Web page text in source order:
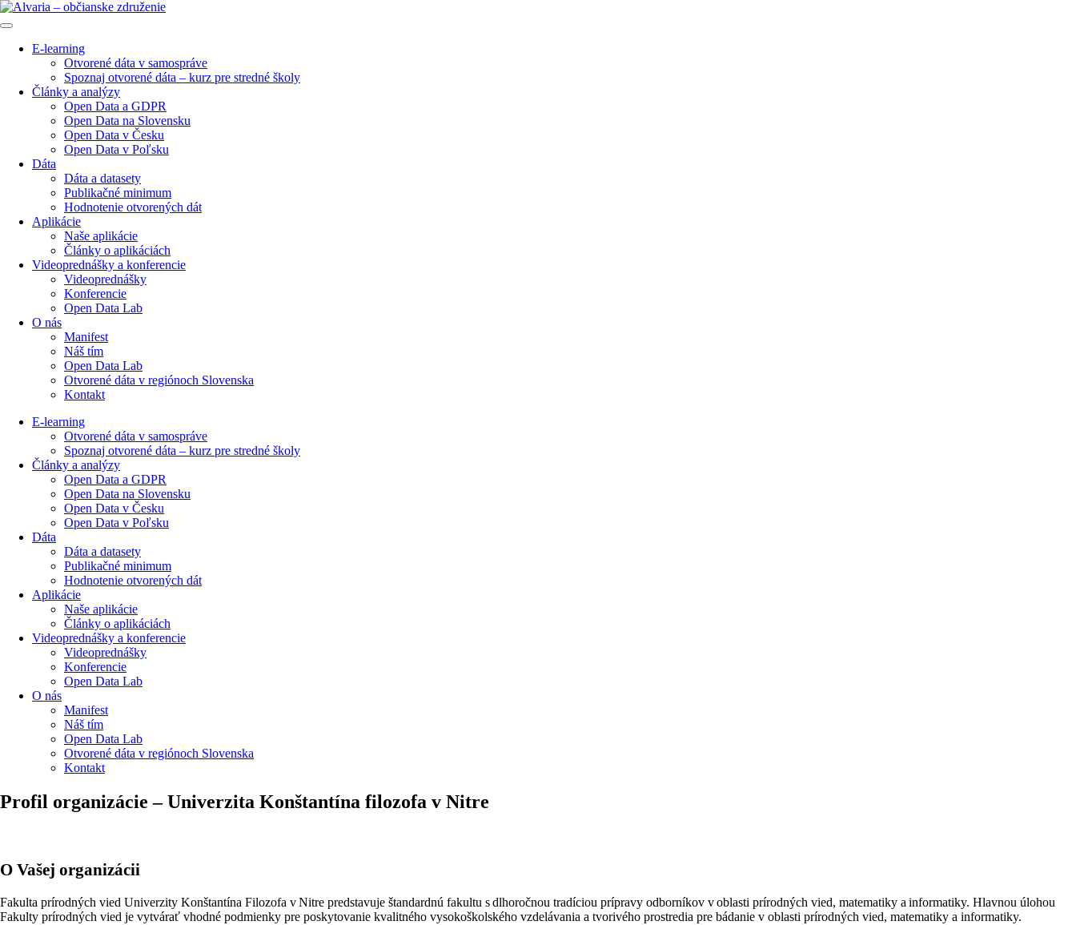
E-learning
Otvorené dáta v samospráve
Spoznaj otvorené dáta – kurz pre stredné školy
Články a analýzy
Open Data a GDPR
Open Data na Slovensku
Open Data v Česku
Open Data v Poľsku
Dáta
Dáta a datasety
Publikačné minimum
Hodnotenie otvorených dát
Aplikácie
Naše aplikácie
Články o aplikáciách
Videoprednášky a konferencie
Videoprednášky
Konferencie
Open Data Lab
O nás
Manifest
Náš tím
Open Data Lab
Otvorené dáta v regiónoch Slovenska
Kontakt
E-learning
Otvorené dáta v samospráve
Spoznaj otvorené dáta – kurz pre stredné školy
Články a analýzy
Open Data a GDPR
Open Data na Slovensku
Open Data v Česku
Open Data v Poľsku
Dáta
Dáta a datasety
Publikačné minimum
Hodnotenie otvorených dát
Aplikácie
Naše aplikácie
Články o aplikáciách
Videoprednášky a konferencie
Videoprednášky
Konferencie
Open Data Lab
O nás
Manifest
Náš tím
Open Data Lab
Otvorené dáta v regiónoch Slovenska
Kontakt
Profil organizácie – Univerzita Konštantína filozofa v Nitre
O Vašej organizácii
Fakulta prírodných vied Univerzity Konštantína Filozofa v Nitre predstavuje štandardnú fakultu s dlhoročnou tradíciou prípravy odborníkov v oblasti prírodných vied, matematiky a informatiky. Hlavnou úlohou
Fakulty prírodných vied je vytvárať vhodné podmienky pre poskytovanie kvalitného vysokoškolského vzdelávania a tvorivého prostredia pre bádanie v oblasti prírodných vied, matematiky a informatiky.